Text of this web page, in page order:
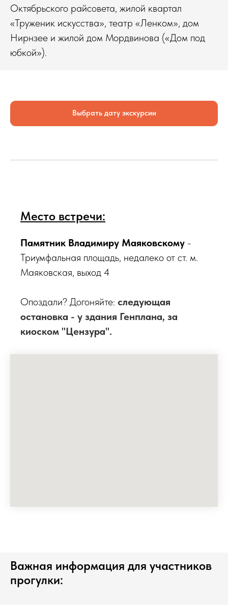
Октябрьского райсовета, жилой квартал
«Труженик искусства», театр «Ленком», дом
Нирнзее и жилой дом Мордвинова («Дом под
юбкой»).
Выбрать дату экскурсии
Место встречи:
Памятник Владимиру Маяковскому -
Триумфальная площадь, недалеко от ст. м.
Маяковская, выход 4
Опоздали? Догоняйте: следующая
остановка - у здания Генплана, за
киоском "Цензура".
Важная информация для участников
прогулки: